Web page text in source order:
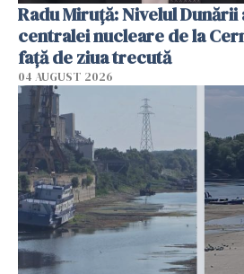
Radu Miruţă: Nivelul
centralei nucleare de la
faţă de ziua trecută
04 AUGUST 2026